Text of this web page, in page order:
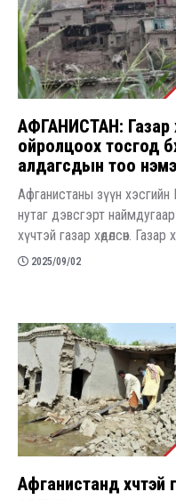
АФГАНИСТАН: Газар
ойролцоох тосгод
алдагсдын тоо
Афганистаны зүүн
нутаг дэвсгэрт
хүчтэй газар хөдөлсөн. Газар
2025/09/02
Афганистанд хүчтэй